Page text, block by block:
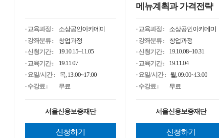
· 교육과정 :
소상공인아카데미
· 강좌분류 :
창업과정
· 신청기간 :
19.10.15~11.05
· 교육기간 :
19.11.07
· 요일/시간 :
목, 13:00~17:00
· 수강료 :
무료
서울신용보증재단
신청하기
메뉴계획과 가격전략
· 교육과정 :
소상공인아카데미
· 강좌분류 :
창업과정
· 신청기간 :
19.10.08~10.31
· 교육기간 :
19.11.04
· 요일/시간 :
월, 09:00~13:00
· 수강료 :
무료
서울신용보증재단
신청하기